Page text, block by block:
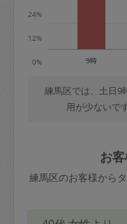
0%
12%
24%
9時
練馬区では、土日9
用が少ないで
お
練馬区のお客様から